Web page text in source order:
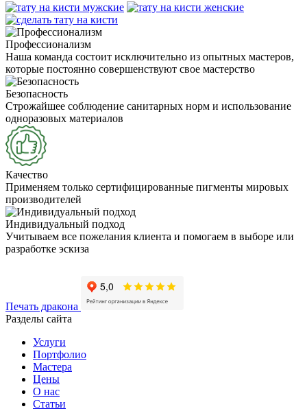
Профессионализм
Наша команда состоит исключительно из опытных мастеров,
которые постоянно совершенствуют свое мастерство
Безопасность
Строжайшее соблюдение санитарных норм и использование
одноразовых материалов
Качество
Применяем только сертифицированные пигменты мировых
производителей
Индивидуальный подход
Учитываем все пожелания клиента и помогаем в выборе или
разработке эскиза
Печать дракона
Разделы сайта
Услуги
Портфолио
Мастера
Цены
О нас
Статьи